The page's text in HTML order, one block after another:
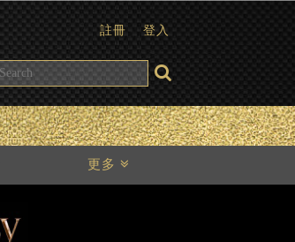
註冊 登入
更多